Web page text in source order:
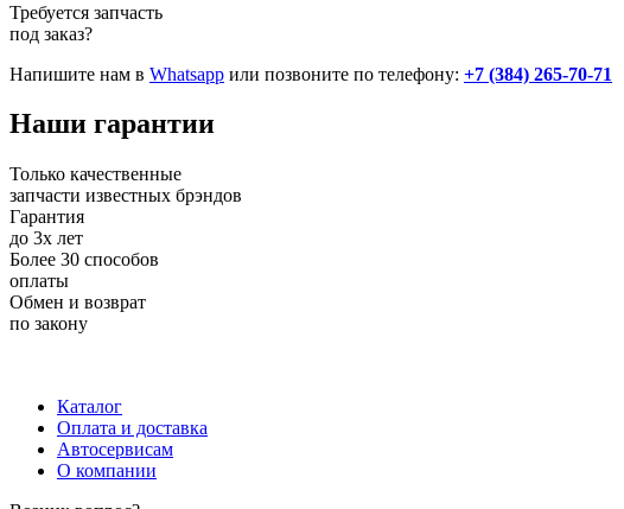
Требуется запчасть
под заказ?
Напишите нам в Whatsapp или позвоните по телефону: +7 (384) 265-70-71
Наши гарантии
Только качественные
запчасти известных брэндов
Гарантия
до 3х лет
Более 30 способов
оплаты
Обмен и возврат
по закону
Каталог
Оплата и доставка
Автосервисам
О компании